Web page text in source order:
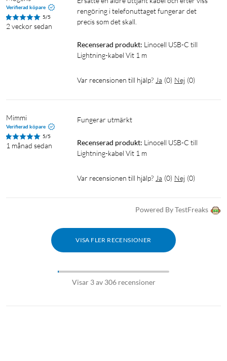
Verifierad köpare
5/5
2 veckor sedan
rengöring i telefonuttaget fungerar det
precis som det skall.
Recenserad produkt: Linocell USB-C till
Lightning-kabel Vit 1 m
Var recensionen till hjälp? Ja (0) Nej (0)
Mimmi
Verifierad köpare
5/5
1 månad sedan
Fungerar utmärkt
Recenserad produkt: Linocell USB-C till
Lightning-kabel Vit 1 m
Var recensionen till hjälp? Ja (0) Nej (0)
Powered By TestFreaks
VISA FLER RECENSIONER
Visar 3 av 306 recensioner